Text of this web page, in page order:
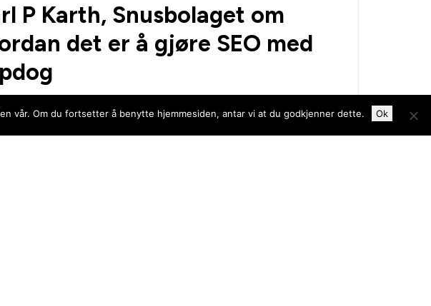
P Karth, Snusbolaget om
det er å gjøre SEO med
det att göra SEO tillsammans med Topdog? Här berättar Carl P
från Snusbolaget och Haypp Group om sina upplevelser.
vår. Om du fortsetter å benytte hjemmesiden, antar vi at du godkjenner dette. Ok